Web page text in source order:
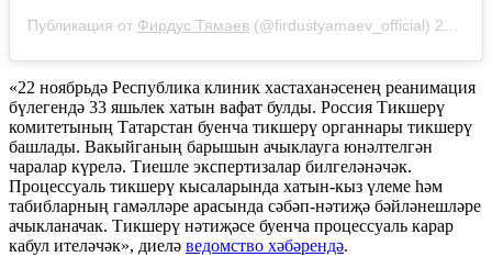
Публикация от Фирдус Тямаев (@firdustyamaev_official) 25 Ноя 2019 в 4:18 PST
«22 ноябрьдә Республика клиник хастаханәсенең реанимация
бүлегендә 33 яшьлек хатын вафат булды. Россия Тикшерү
комитетының Татарстан буенча тикшерү органнары тикшерү
башлады. Вакыйганың барышын ачыклауга юнәлтелгән
чаралар күрелә. Тиешле экспертизалар билгеләнәчәк.
Процессуаль тикшерү кысаларында хатын-кыз үлеме һәм
табибларның гамәлләре арасында сәбәп-нәтиҗә бәйләнешләре
ачыкланачак. Тикшерү нәтиҗәсе буенча процессуаль карар
кабул ителәчәк», диелә ведомство хәбәрендә.